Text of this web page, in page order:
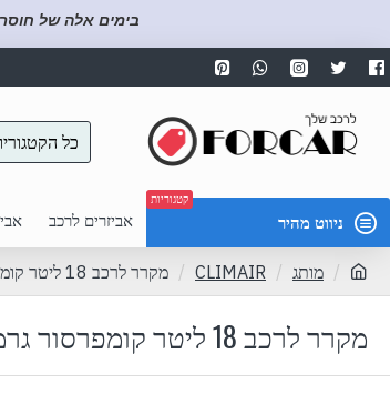
בימים אלה של
כל
ניווט מהיר
קטגוריות
אביזרים לרכב
מותג CLIMAIR מקרר לרכב 18 ליטר קומפרסור גרמני בעיצוב חדשני דגם CLX18 תוצרת ClimAir
מקרר לרכב 18 ליטר קומפרסור גרמני בעיצוב חדשני דגם CLX18 תוצרת CLIMAIR